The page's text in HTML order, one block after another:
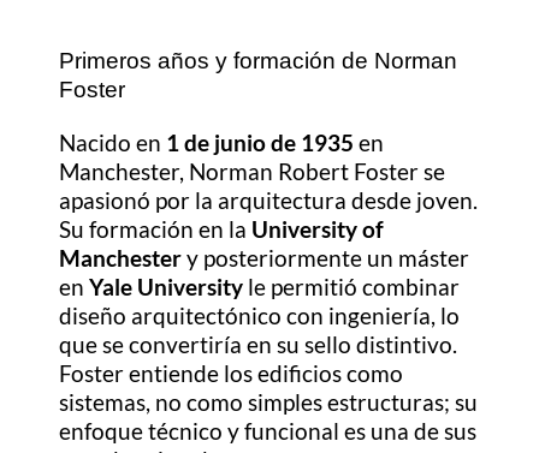
Primeros años y formación de Norman
Foster
Nacido en 1 de junio de 1935 en
Manchester, Norman Robert Foster se
apasionó por la arquitectura desde joven.
Su formación en la University of
Manchestery posteriormente un máster
enYale University le permitió combinar
diseño arquitectónico con ingeniería, lo
que se convertiría en su sello distintivo.
Foster entiende los edificios como
sistemas, no como simples estructuras; su
enfoque técnico y funcional es una de sus